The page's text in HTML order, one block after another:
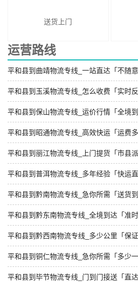
送货上门
运营路线
平和县到曲靖物流专线_一站直达「不随意
平和县到玉溪物流专线_怎么收费「实时反
平和县到保山物流专线_运价行情「全境到
平和县到昭通物流专线_高效快运「运费多
平和县到丽江物流专线_上门提货「市县派
平和县到普洱物流专线_多年经验「快运直
平和县到黔南物流专线_急你所需「送货到
平和县到黔东南物流专线_全境到达「准时
平和县到黔西南物流专线_多少公里「保证
平和县到铜仁物流专线_急你所需「多少一
平和县到毕节物流专线_门到门接送「直达